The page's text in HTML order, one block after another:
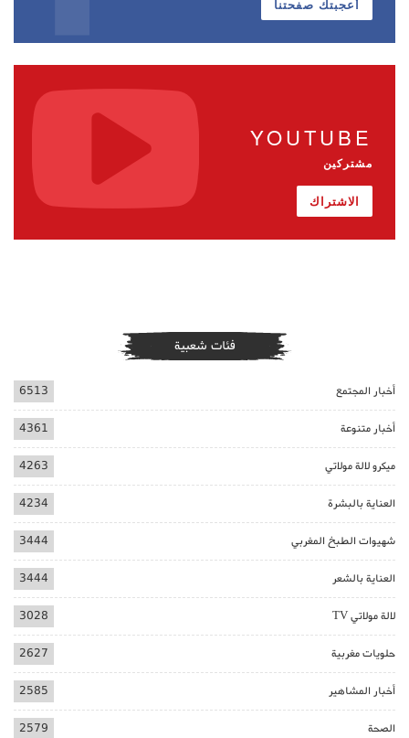
أعجبتك صفحتنا
YOUTUBE
مشتركين
الاشتراك
فئات شعبية
أخبار المجتمع 6513
أخبار متنوعة 4361
ميكرو لالة مولاتي 4263
العناية بالبشرة 4234
شهيوات الطبخ المغربي 3444
العناية بالشعر 3444
لالة مولاتي TV 3028
حلويات مغربية 2627
أخبار المشاهير 2585
الصحة 2579